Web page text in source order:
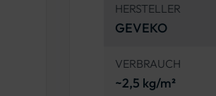
HERSTELLER
GEVEKO
VERBRAUCH
~2,5 kg/m²